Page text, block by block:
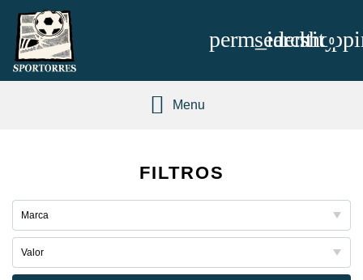
perm_identity
search 0
Menu
FILTROS